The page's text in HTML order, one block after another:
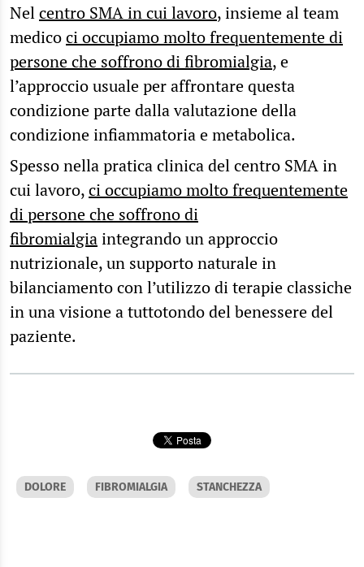
Nelcentro SMA in cui lavoro, insieme al team
medicoci occupiamo molto frequentemente di
persone che soffrono di fibromialgia, e
l’approccio usuale per affrontare questa
condizione parte dalla valutazione della
condizione infiammatoria e metabolica.
Spesso nella pratica clinica del centro SMA in
cui lavoro,ci occupiamo molto frequentemente
di persone che soffrono di
fibromialgiaintegrando un approccio
nutrizionale, un supporto naturale in
bilanciamento con l’utilizzo di terapie classiche
in una visione a tuttotondo del benessere del
paziente.
DOLORE FIBROMIALGIA STANCHEZZA